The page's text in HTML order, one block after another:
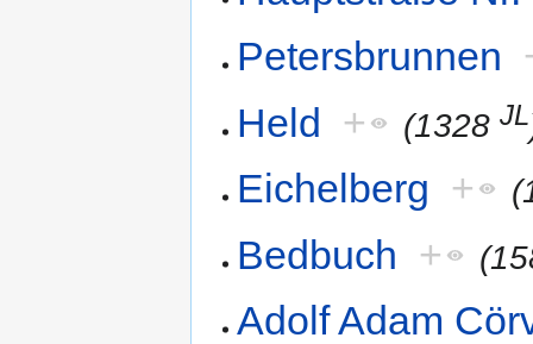
Petersbrunnen
Held + (1328JL
Eichelberg +
Bedbuch +
Adolf Adam